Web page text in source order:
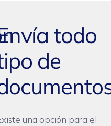
todo
de
una opción para el